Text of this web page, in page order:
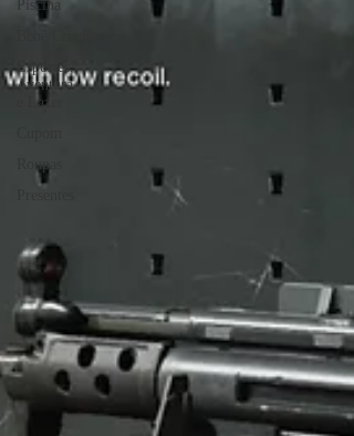
Piscina
Esportes,
Aventura
e Lazer
Roupas